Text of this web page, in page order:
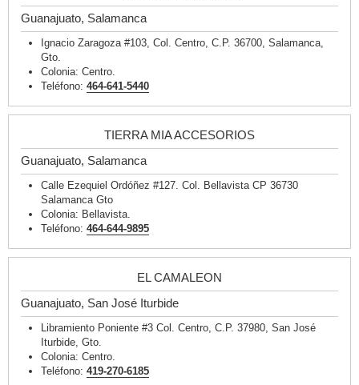
Guanajuato, Salamanca
Ignacio Zaragoza #103, Col. Centro, C.P. 36700, Salamanca,
Gto.
Colonia: Centro.
Teléfono: 464-641-5440
TIERRA MIA ACCESORIOS
Guanajuato, Salamanca
Calle Ezequiel Ordóñez #127. Col. Bellavista CP 36730
Salamanca Gto
Colonia: Bellavista.
Teléfono: 464-644-9895
EL CAMALEON
Guanajuato, San José Iturbide
Libramiento Poniente #3 Col. Centro, C.P. 37980, San José
Iturbide, Gto.
Colonia: Centro.
Teléfono: 419-270-6185